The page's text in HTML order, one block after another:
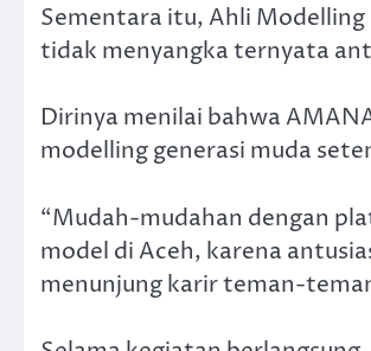
Sementara itu, Ahli
tidak menyangka ternyata
Dirinya menilai bahwa
modelling generasi muda
“Mudah-mudahan dengan
model di Aceh, karena
menunjung karir teman-